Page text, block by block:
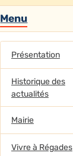
Menu
Présentation
Historique des
actualités
Mairie
Vivre à Régades